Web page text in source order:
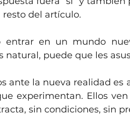
resto del artículo.
entrar en un mundo
natural, puede que les
ante la nueva realidad es
experimentan. Ellos
sin condiciones, sin